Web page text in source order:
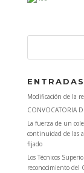
Modificación de la
CONVOCATORIA
La fuerza de un
continuidad de las
fijado
Los Técnicos
reconocimiento del